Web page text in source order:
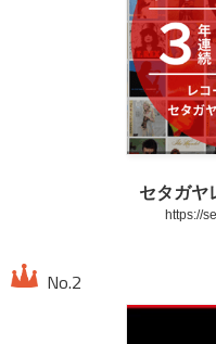
セタガヤ
https://